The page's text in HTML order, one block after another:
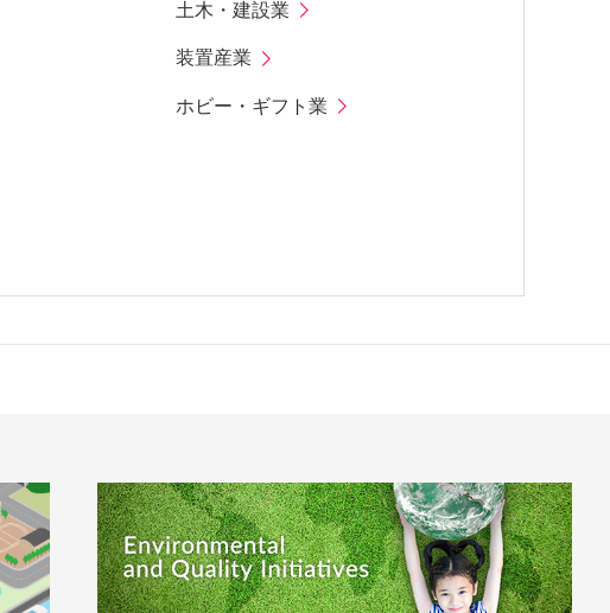
土木・建設業
装置産業
ホビー・ギフト業